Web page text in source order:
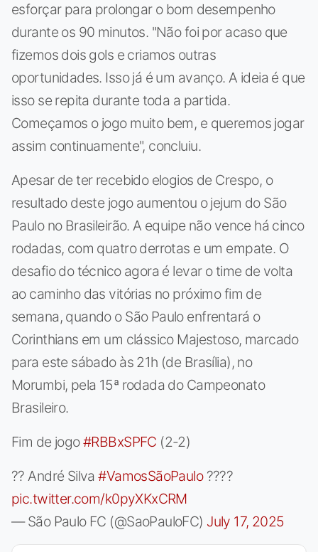
esforçar para prolongar o bom desempenho
durante os 90 minutos. "Não foi por acaso que
fizemos dois gols e criamos outras
oportunidades. Isso já é um avanço. A ideia é que
isso se repita durante toda a partida.
Começamos o jogo muito bem, e queremos jogar
assim continuamente", concluiu.
Apesar de ter recebido elogios de Crespo, o
resultado deste jogo aumentou o jejum do São
Paulo no Brasileirão. A equipe não vence há cinco
rodadas, com quatro derrotas e um empate. O
desafio do técnico agora é levar o time de volta
ao caminho das vitórias no próximo fim de
semana, quando o São Paulo enfrentará o
Corinthians em um clássico Majestoso, marcado
para este sábado às 21h (de Brasília), no
Morumbi, pela 15ª rodada do Campeonato
Brasileiro.
Fim de jogo#RBBxSPFC (2-2)
?? André Silva#VamosSãoPaulo????
pic.twitter.com/k0pyXKxCRM
— São Paulo FC (@SaoPauloFC) July 17, 2025